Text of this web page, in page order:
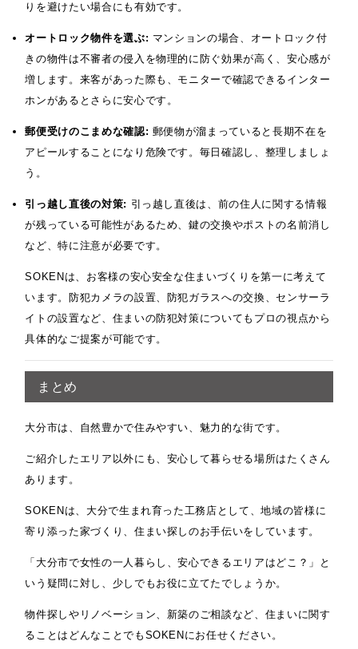
りを避けたい場合にも有効です。
オートロック物件を選ぶ: マンションの場合、オートロック付
きの物件は不審者の侵入を物理的に防ぐ効果が高く、安心感が
増します。来客があった際も、モニターで確認できるインター
ホンがあるとさらに安心です。
郵便受けのこまめな確認: 郵便物が溜まっていると長期不在を
アピールすることになり危険です。毎日確認し、整理しましょ
う。
引っ越し直後の対策: 引っ越し直後は、前の住人に関する情報
が残っている可能性があるため、鍵の交換やポストの名前消し
など、特に注意が必要です。
SOKENは、お客様の安心安全な住まいづくりを第一に考えて
います。防犯カメラの設置、防犯ガラスへの交換、センサーラ
イトの設置など、住まいの防犯対策についてもプロの視点から
具体的なご提案が可能です。
まとめ
大分市は、自然豊かで住みやすい、魅力的な街です。
ご紹介したエリア以外にも、安心して暮らせる場所はたくさん
あります。
SOKENは、大分で生まれ育った工務店として、地域の皆様に
寄り添った家づくり、住まい探しのお手伝いをしています。
「大分市で女性の一人暮らし、安心できるエリアはどこ？」と
いう疑問に対し、少しでもお役に立てたでしょうか。
物件探しやリノベーション、新築のご相談など、住まいに関す
ることはどんなことでもSOKENにお任せください。